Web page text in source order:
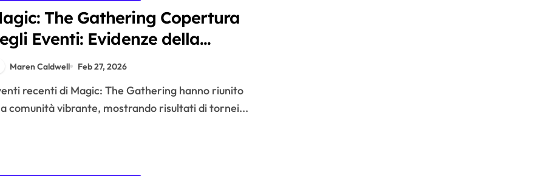
The Gathering Copertura
Eventi: Evidenze della
Comunità, Interviste ai Giocatori,
sui Formati
Maren Caldwell Feb 27, 2026
comunità vibrante, mostrando risultati di tornei...